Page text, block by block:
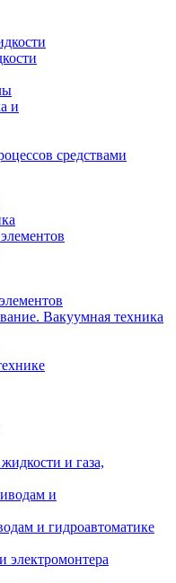
и
средствами
Вакуумная техника
и газа,
и
и гидроавтоматике
электромонтера